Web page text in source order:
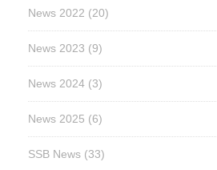
News 2022 (20)
News 2023 (9)
News 2024 (3)
News 2025 (6)
SSB News (33)